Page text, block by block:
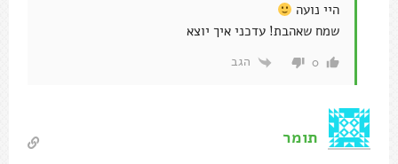
היי נועה
שמח שאהבת! עדכני איך יוצא
0 הגב
תומר